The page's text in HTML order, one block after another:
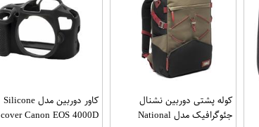
کوله پشتی دوربین نشنال
جئوگرافیک مدل National
کاور دوربین مدل Silicone
cover Canon EOS 4000D